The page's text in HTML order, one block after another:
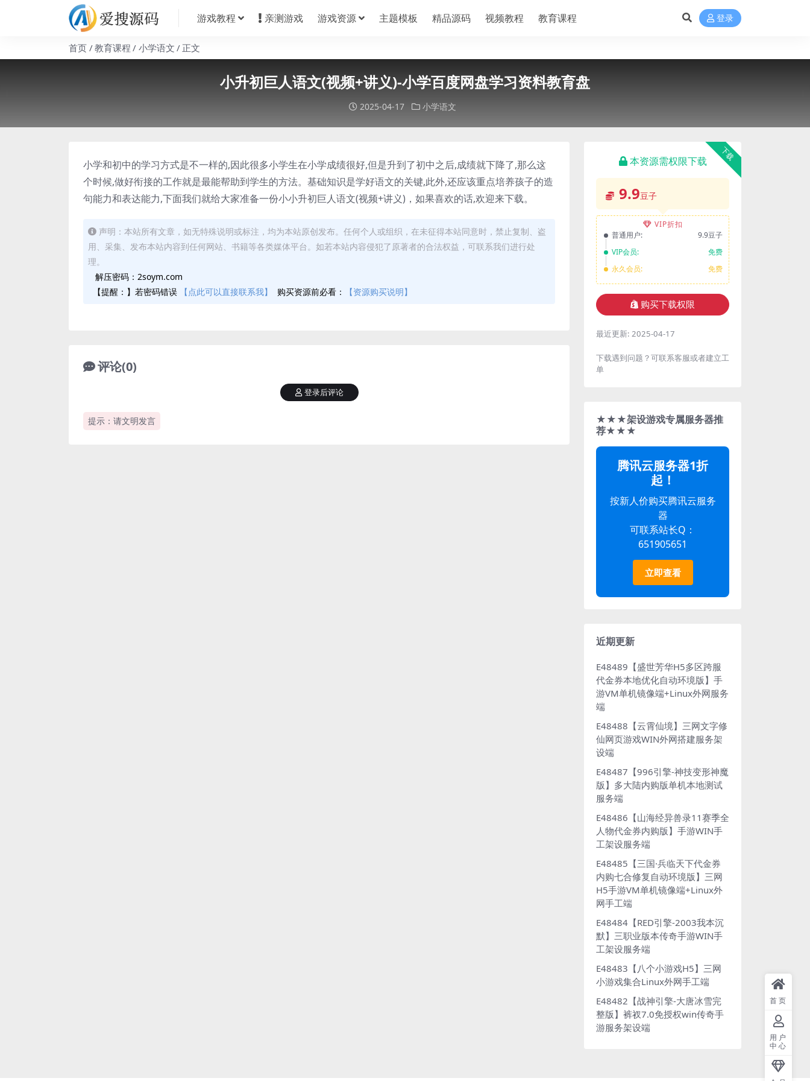
游戏教程 亲测游戏 游戏资源 主题模板 精品源码 视频教程 教育课程 登录
首页 教育课程 小学语文 正文
小升初巨人语文(视频+讲义)-小学百度网盘学习资料教育盘
2025-04-17 小学语文
小学和初中的学习方式是不一样的,因此很多小学生在小学成绩很好,但是升到了初中之后,成绩就下降了,那么这
个时候,做好衔接的工作就是最能帮助到学生的方法。基础知识是学好语文的关键,此外,还应该重点培养孩子的造
句能力和表达能力,下面我们就给大家准备一份小小升初巨人语文(视频+讲义)，如果喜欢的话,欢迎来下载。
声明：本站所有文章，如无特殊说明或标注，均为本站原创发布。任何个人或组织，在未征得本站同意时，禁止复制、盗
用、采集、发布本站内容到任何网站、书籍等各类媒体平台。如若本站内容侵犯了原著者的合法权益，可联系我们进行处
理。
解压密码：2soym.com
【提醒：】若密码错误
【点此可以直接联系我】 购买资源前必看： 【资源购买说明】
评论(0)
提示：请文明发言
登录后评论
下载
本资源需权限下载
9.9豆子
VIP折扣
普通用户:
9.9豆子
VIP会员:
免费
永久会员:
免费
购买下载权限
最近更新: 2025-04-17
下载遇到问题？可联系客服或者建立工
单
★★★架设游戏专属服务器推
荐★★★
腾讯云服务器1折
起！
按新人价购买腾讯云服务
器
可联系站长Q：
651905651
立即查看
近期更新
E48489【盛世芳华H5多区跨服
代金券本地优化自动环境版】手
游VM单机镜像端+Linux外网服务
端
E48488【云霄仙境】三网文字修
仙网页游戏WIN外网搭建服务架
设端
E48487【996引擎-神技变形神魔
版】多大陆内购版单机本地测试
服务端
E48486【山海经异兽录11赛季全
人物代金券内购版】手游WIN手
工架设服务端
E48485【三国·兵临天下代金券
内购七合修复自动环境版】三网
H5手游VM单机镜像端+Linux外
网手工端
E48484【RED引擎-2003我本沉
默】三职业版本传奇手游WIN手
工架设服务端
E48483【八个小游戏H5】三网
小游戏集合Linux外网手工端
E48482【战神引擎-大唐冰雪完
整版】裤衩7.0免授权win传奇手
游服务架设端
首页
用户
中心